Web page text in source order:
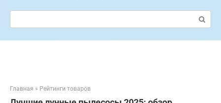
Поиск:
Главная » Рейтинги товаров